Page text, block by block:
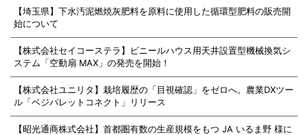
【埼玉県】下水汚泥燃焼灰肥料を原料に使用した循環型肥料の販売開
始について
【株式会社セイコーステラ】ビニールハウス用天井設置型機械換気シ
ステム「空動扇 MAX」の発売を開始！
【株式会社ユニリタ】栽培履歴の「目視確認」をゼロへ。農業DXツー
ル「ベジパレットコネクト」リリース
【昭光通商株式会社】首都圏有数の生産規模をもつ JA いるま野 様に